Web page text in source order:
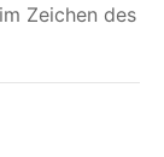
Zei­chen des